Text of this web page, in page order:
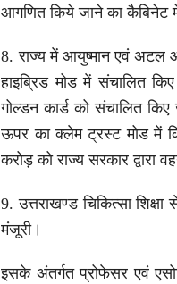
आगणित किये जाने का कैबिनेट में
8. राज्य में आयुष्मान एवं अटल
हाइब्रिड मोड में संचालित
गोल्डन कार्ड को संचालित
ऊपर का क्लेम ट्रस्ट मोड में
करोड़ को राज्य सरकार द्वारा
9. उत्तराखण्ड चिकित्सा
मंजूरी।
इसके अंतर्गत प्रोफेसर एवं